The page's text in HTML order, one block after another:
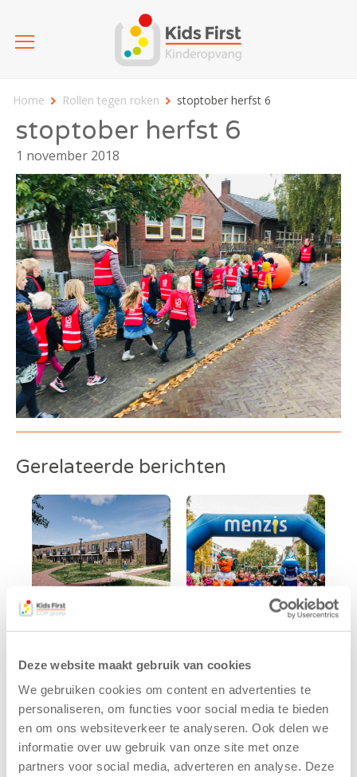
Deze website maakt gebruik van cookies
We gebruiken cookies om content en advertenties te
personaliseren, om functies voor social media te bieden
en om ons websiteverkeer te analyseren. Ook delen we
informatie over uw gebruik van onze site met onze
partners voor social media, adverteren en analyse. Deze
Home Rollen tegen roken stoptober herfst 6
stoptober herfst 6
1 november 2018
Gerelateerde berichten
tekent
koopcontract
voor nieuw
kindcentrum in
wijk Wiarda in
Leeuwarden
nieuwe
naamsponsor
van de Mini 4
Mijl tijdens de
Menzis 4 Mijl
van Groningen